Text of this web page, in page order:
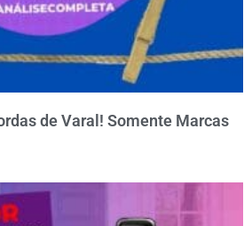
de Varal! Somente Marcas